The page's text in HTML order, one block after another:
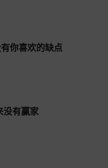
你喜欢的缺点
没有赢家